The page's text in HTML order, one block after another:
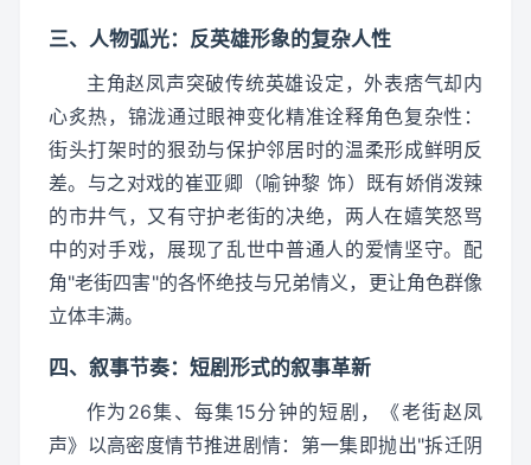
三、人物弧光：反英雄形象的复杂人性
主角赵凤声突破传统英雄设定，外表痞气却内
心炙热，锦泷通过眼神变化精准诠释角色复杂性：
街头打架时的狠劲与保护邻居时的温柔形成鲜明反
差。与之对戏的崔亚卿（喻钟黎 饰）既有娇俏泼辣
的市井气，又有守护老街的决绝，两人在嬉笑怒骂
中的对手戏，展现了乱世中普通人的爱情坚守。配
角"老街四害"的各怀绝技与兄弟情义，更让角色群像
立体丰满。
四、叙事节奏：短剧形式的叙事革新
作为26集、每集15分钟的短剧，《老街赵凤
声》以高密度情节推进剧情：第一集即抛出"拆迁阴